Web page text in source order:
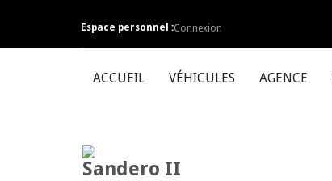
Espace personnel :Connexion
ACCUEIL VÉHICULES AGENCE
Sandero II